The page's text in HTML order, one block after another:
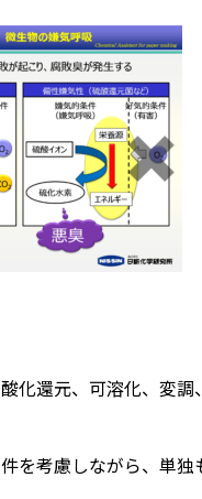
化還元、可溶化、変
を考慮しながら、単